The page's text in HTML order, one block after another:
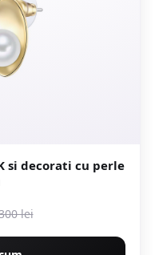
si decorati cu perle
lei